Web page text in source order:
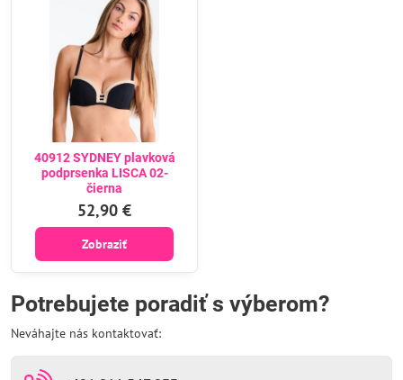
40912 SYDNEY plavková
podprsenka LISCA 02-
čierna
52,90 €
Zobraziť
Potrebujete poradiť s výberom?
Neváhajte nás kontaktovať: